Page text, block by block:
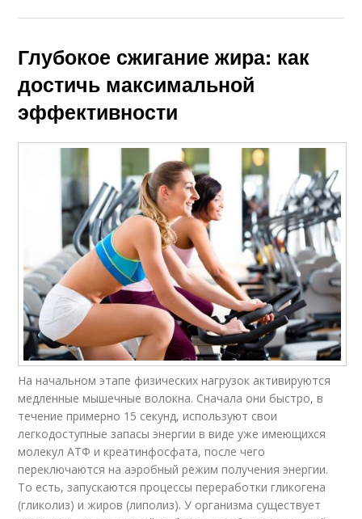
Глубокое сжигание жира: как
достичь максимальной
эффективности
На начальном этапе физических нагрузок активируются
медленные мышечные волокна. Сначала они быстро, в
течение примерно 15 секунд, используют свои
легкодоступные запасы энергии в виде уже имеющихся
молекул АТФ и креатинфосфата, после чего
переключаются на аэробный режим получения энергии.
То есть, запускаются процессы переработки гликогена
(гликолиз) и жиров (липолиз). У организма существует